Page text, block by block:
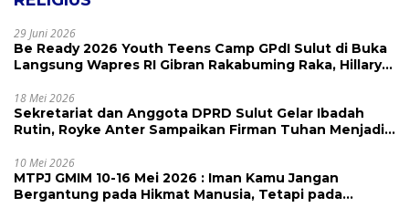
29 Juni 2026
Be Ready 2026 Youth Teens Camp GPdI Sulut di Buka
Langsung Wapres RI Gibran Rakabuming Raka, Hillary
18 Mei 2026
Sekretariat dan Anggota DPRD Sulut Gelar Ibadah
Rutin, Royke Anter Sampaikan Firman Tuhan Menjadi
10 Mei 2026
MTPJ GMIM 10-16 Mei 2026 : Iman Kamu Jangan
Bergantung pada Hikmat Manusia, Tetapi pada